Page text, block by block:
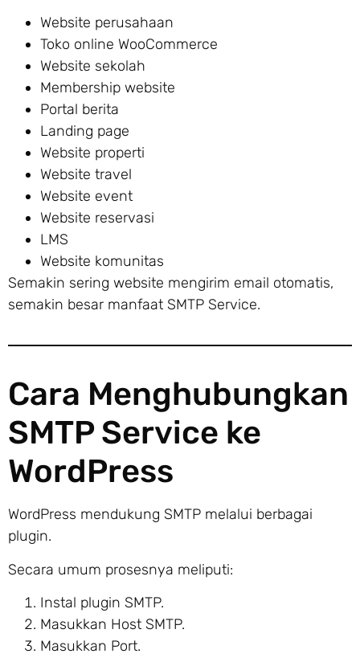
Website perusahaan
Toko online WooCommerce
Website sekolah
Membership website
Portal berita
Landing page
Website properti
Website travel
Website event
Website reservasi
LMS
Website komunitas
Semakin sering website mengirim email otomatis,
semakin besar manfaat SMTP Service.
Cara Menghubungkan
SMTP Service ke
WordPress
WordPress mendukung SMTP melalui berbagai
plugin.
Secara umum prosesnya meliputi:
Instal plugin SMTP.
Masukkan Host SMTP.
Masukkan Port.